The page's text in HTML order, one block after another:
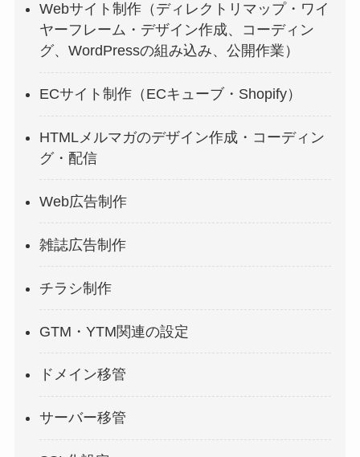
Webサイト制作（ディレクトリマップ・ワイ
ヤーフレーム・デザイン作成、コーディン
グ、WordPressの組み込み、公開作業）
ECサイト制作（ECキューブ・Shopify）
HTMLメルマガのデザイン作成・コーディン
グ・配信
Web広告制作
雑誌広告制作
チラシ制作
GTM・YTM関連の設定
ドメイン移管
サーバー移管